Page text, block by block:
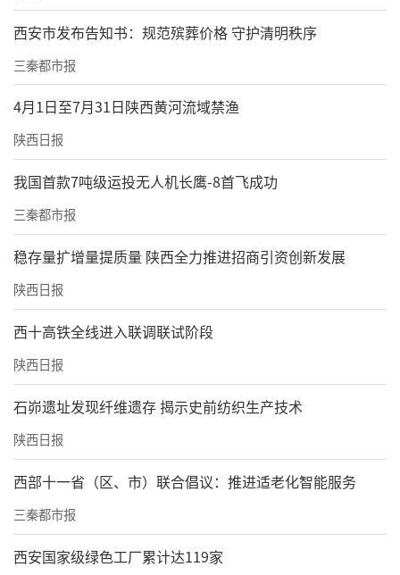
西安市发布告知书：规范殡葬价格 守护清明秩序
三秦都市报
4月1日至7月31日陕西黄河流域禁渔
陕西日报
我国首款7吨级运投无人机长鹰-8首飞成功
三秦都市报
稳存量扩增量提质量 陕西全力推进招商引资创新发展
陕西日报
西十高铁全线进入联调联试阶段
陕西日报
石峁遗址发现纤维遗存 揭示史前纺织生产技术
陕西日报
西部十一省（区、市）联合倡议：推进适老化智能服务
三秦都市报
西安国家级绿色工厂累计达119家